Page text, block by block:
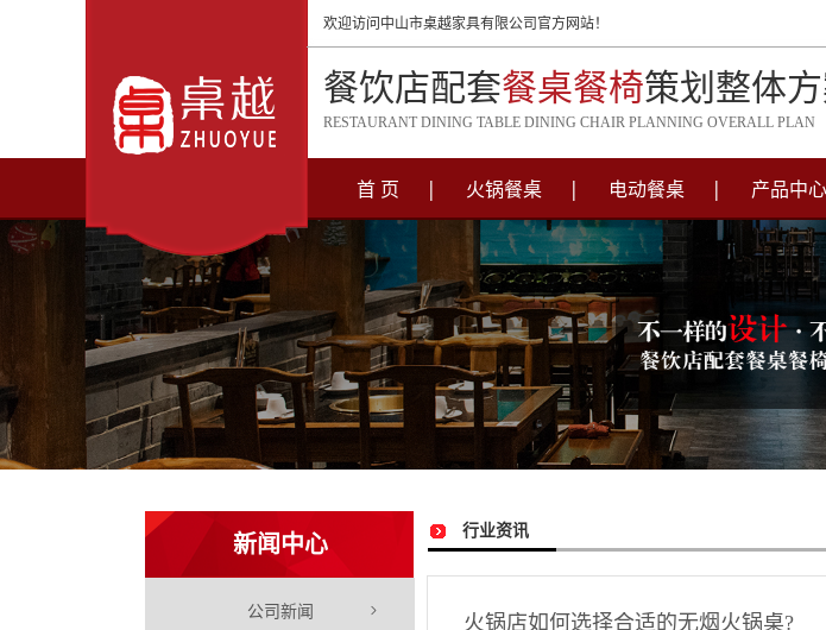
欢迎访问中山市桌越家具有限公司官方网站！
餐饮店配套餐桌餐椅策划整体
RESTAURANT DINING TABLE DINING CHAIR PLANNING OVERALL PLAN
首 页 火锅餐桌 电动餐桌 产品中心
新闻中心
公司新闻
行业资讯
火锅店如何选择合适的无烟火锅桌?